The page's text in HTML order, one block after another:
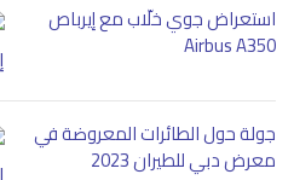
استعراض جوي خلّاب مع إيرباص
Airbus A350
جولة حول الطائرات المعروضة في
معرض دبي للطيران 2023